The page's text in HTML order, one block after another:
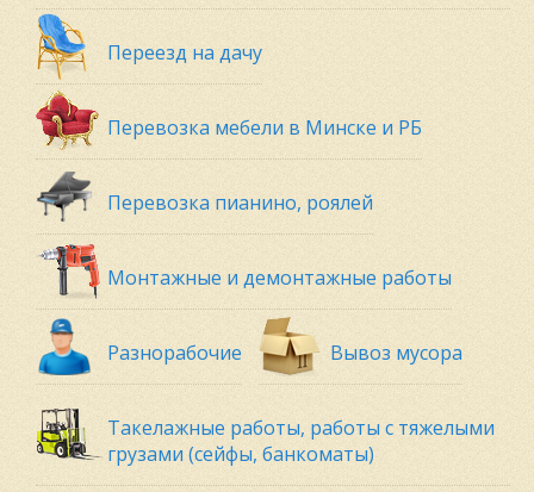
Переезд на дачу
Перевозка мебели в Минске и РБ
Перевозка пианино, роялей
Монтажные и демонтажные работы
Разнорабочие Вывоз мусора
Такелажные работы, работы с тяжелыми
грузами (сейфы, банкоматы)